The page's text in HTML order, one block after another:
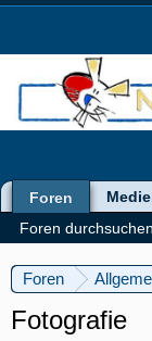
Foren
Fotografie
Foren
Foren durchsuchen